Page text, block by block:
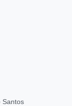
Santos